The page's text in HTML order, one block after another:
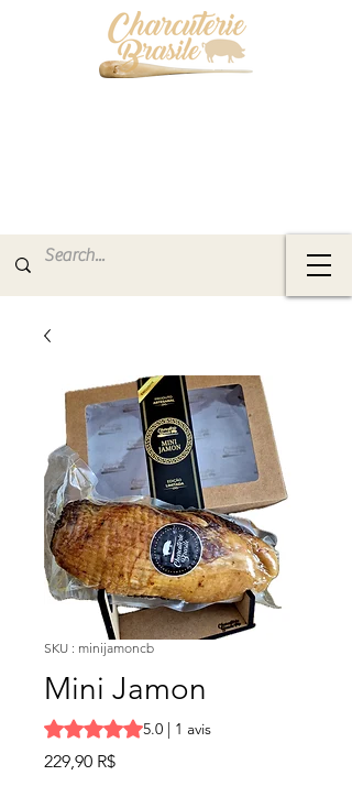
SKU : minijamoncb
Mini Jamon
La note est de 5.0 sur cinq étoiles selon
5.0 | 1 avis
229,90 R$Prix